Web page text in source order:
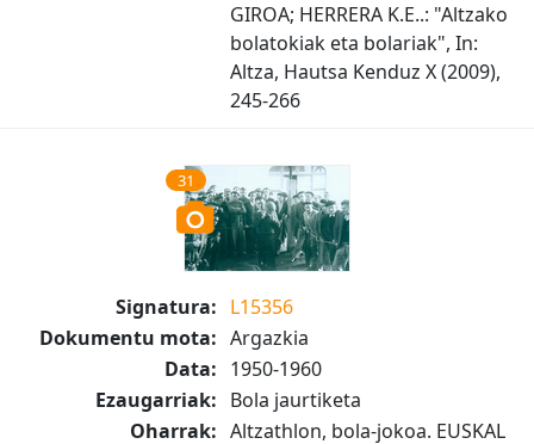
GIROA; HERRERA K.E..: "Altzako
bolatokiak eta bolariak", In:
Altza, Hautsa Kenduz X (2009),
245-266
31
Signatura: L15356
Dokumentu mota: Argazkia
Data: 1950-1960
Ezaugarriak: Bola jaurtiketa
Oharrak: Altzathlon, bola-jokoa. EUSKAL